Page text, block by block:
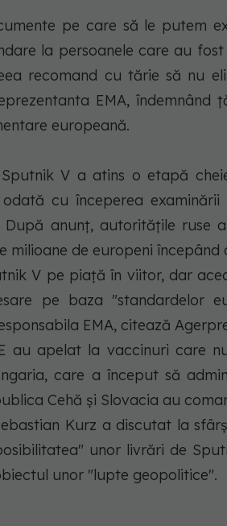
pe care să le putem
la persoanele care au
recomand cu tărie să nu
EMA,
europeană.
V a atins o etapă
odată cu începerea
După anunţ, autorităţile ruse
milioane de europeni începând
V pe piaţă în viitor, dar
pe baza "standardelor
EMA, citează
au apelat la vaccinuri care
care a început să
Cehă şi Slovacia au
Kurz a discutat la
unor livrări de
unor "lupte geopolitice".